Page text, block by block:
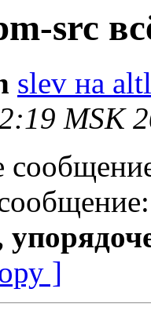
src
slev на
MSK
]